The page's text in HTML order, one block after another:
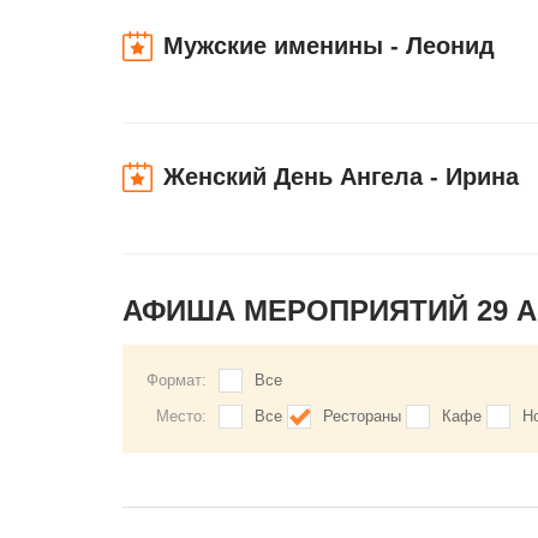
Мужские именины - Леонид
Женский День Ангела - Ирина
АФИША МЕРОПРИЯТИЙ 29
Формат:
Все
Место:
Все Рестораны Кафе